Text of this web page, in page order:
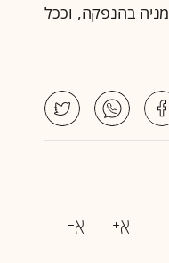
מחיר המניה בהנפקה, וככל